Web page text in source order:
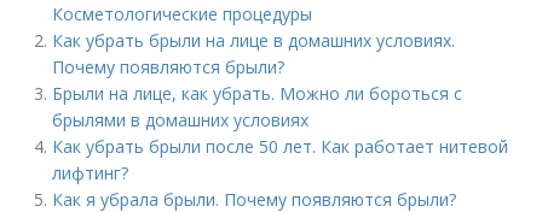
Косметологические процедуры
Как убрать брыли на лице в домашних условиях.
Почему появляются брыли?
Брыли на лице, как убрать. Можно ли бороться с
брылями в домашних условиях
Как убрать брыли после 50 лет. Как работает нитевой
лифтинг?
Как я убрала брыли. Почему появляются брыли?